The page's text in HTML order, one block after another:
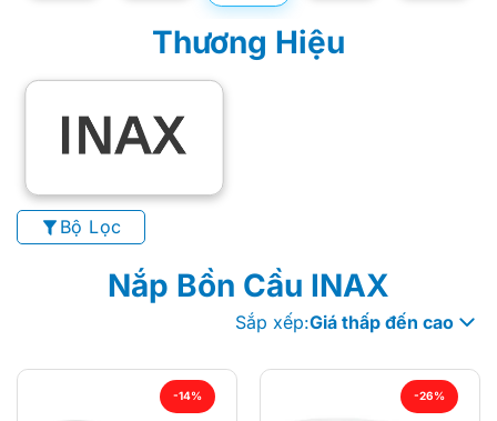
Thương Hiệu
Bộ Lọc
Nắp Bồn Cầu INAX
Sắp xếp:Giá thấp đến cao
-14% -26%